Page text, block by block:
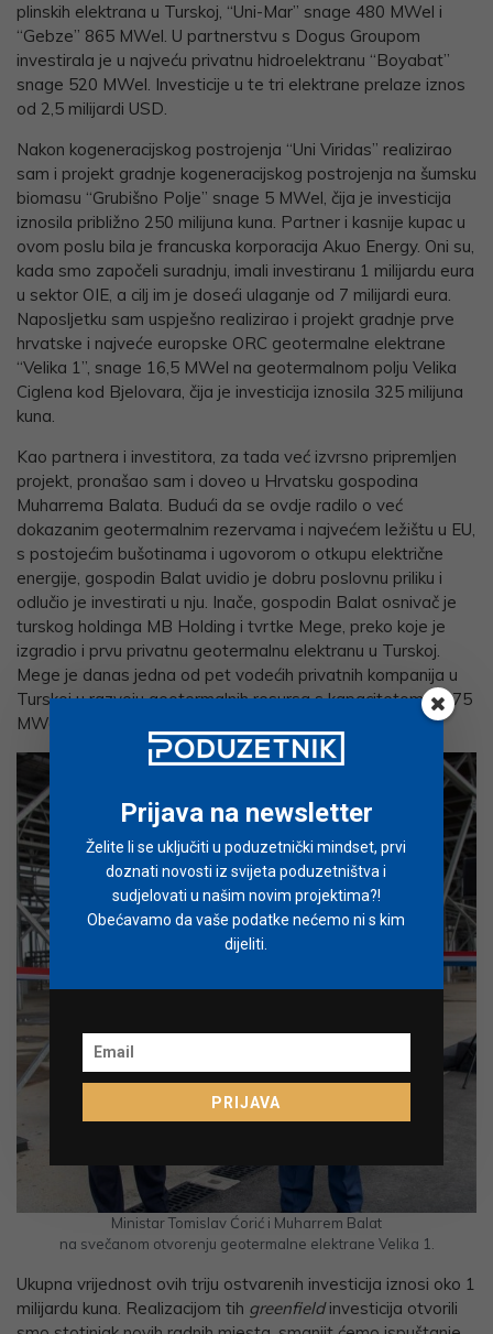
plinskih elektrana u Turskoj, “Uni-Mar” snage 480 MWel i
“Gebze” 865 MWel. U partnerstvu s Dogus Groupom
investirala je u najveću privatnu hidroelektranu “Boyabat”
snage 520 MWel. Investicije u te tri elektrane prelaze iznos
od 2,5 milijardi USD.
Nakon kogeneracijskog postrojenja “Uni Viridas” realizirao
sam i projekt gradnje kogeneracijskog postrojenja na šumsku
biomasu “Grubišno Polje” snage 5 MWel, čija je investicija
iznosila približno 250 milijuna kuna. Partner i kasnije kupac u
ovom poslu bila je francuska korporacija Akuo Energy. Oni su,
kada smo započeli suradnju, imali investiranu 1 milijardu eura
u sektor OIE, a cilj im je doseći ulaganje od 7 milijardi eura.
Naposljetku sam uspješno realizirao i projekt gradnje prve
hrvatske i najveće europske ORC geotermalne elektrane
“Velika 1”, snage 16,5 MWel na geotermalnom polju Velika
Ciglena kod Bjelovara, čija je investicija iznosila 325 milijuna
kuna.
Kao partnera i investitora, za tada već izvrsno pripremljen
projekt, pronašao sam i doveo u Hrvatsku gospodina
Muharrema Balata. Budući da se ovdje radilo o već
dokazanim geotermalnim rezervama i najvećem ležištu u EU,
s postojećim bušotinama i ugovorom o otkupu električne
energije, gospodin Balat uvidio je dobru poslovnu priliku i
odlučio je investirati u nju. Inače, gospodin Balat osnivač je
turskog holdinga MB Holding i tvrtke Mege, preko koje je
izgradio i prvu privatnu geotermalnu elektranu u Turskoj.
Mege je danas jedna od pet vodećih privatnih kompanija u
Turskoj u razvoju geotermalnih resursa s kapacitetom od 75
MWel.
Ministar Tomislav Ćorić i Muharrem Balat
na svečanom otvorenju geotermalne elektrane Velika 1.
Ukupna vrijednost ovih triju ostvarenih investicija iznosi oko 1
milijardu kuna. Realizacijom tih greenfieldinvesticija otvorili
Prijava na newsletter
Želite li se uključiti u poduzetnički mindset, prvi
doznati novosti iz svijeta poduzetništva i
sudjelovati u našim novim projektima?!
Obećavamo da vaše podatke nećemo ni s kim
dijeliti.
PRIJAVA